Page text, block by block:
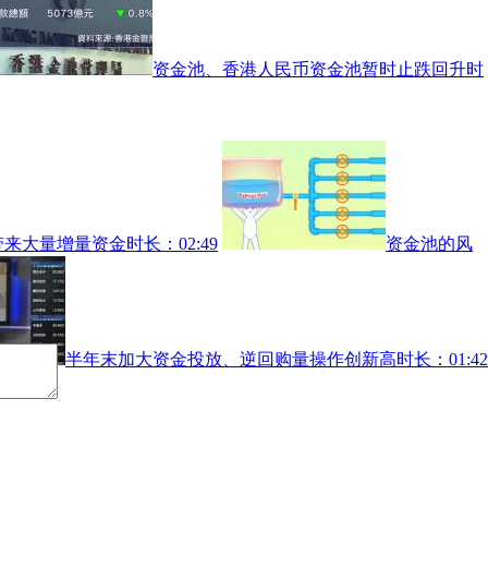
资金池、香港人民币资金池暂时止跌回升时
大量增量资金时长：02:49 资金池的风
半年末加大资金投放、逆回购量操作创新高时长：01:42